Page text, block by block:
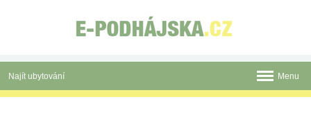
Najít ubytování Menu